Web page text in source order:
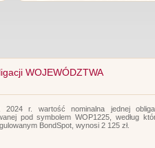
WOJEWÓDZTWA
r. wartość nominalna jednej
pod symbolem WOP1225, według
BondSpot, wynosi 2 125 zł.